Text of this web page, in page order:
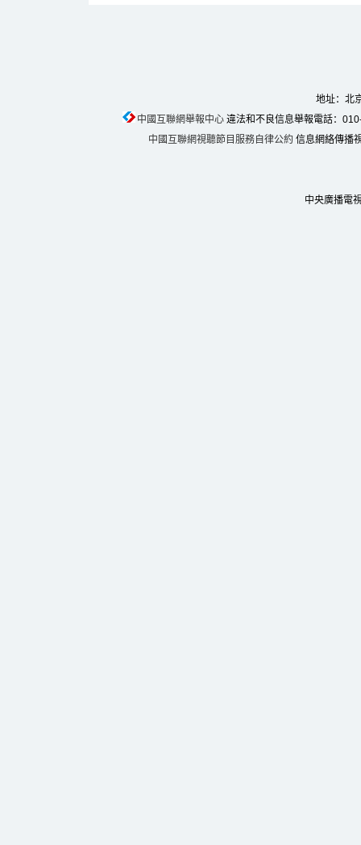
地址：北
中國互聯網舉報中心違法和不良信息舉報電話：
中國互聯網視聽節目服務自律公約 信息網絡傳播
中央廣播電